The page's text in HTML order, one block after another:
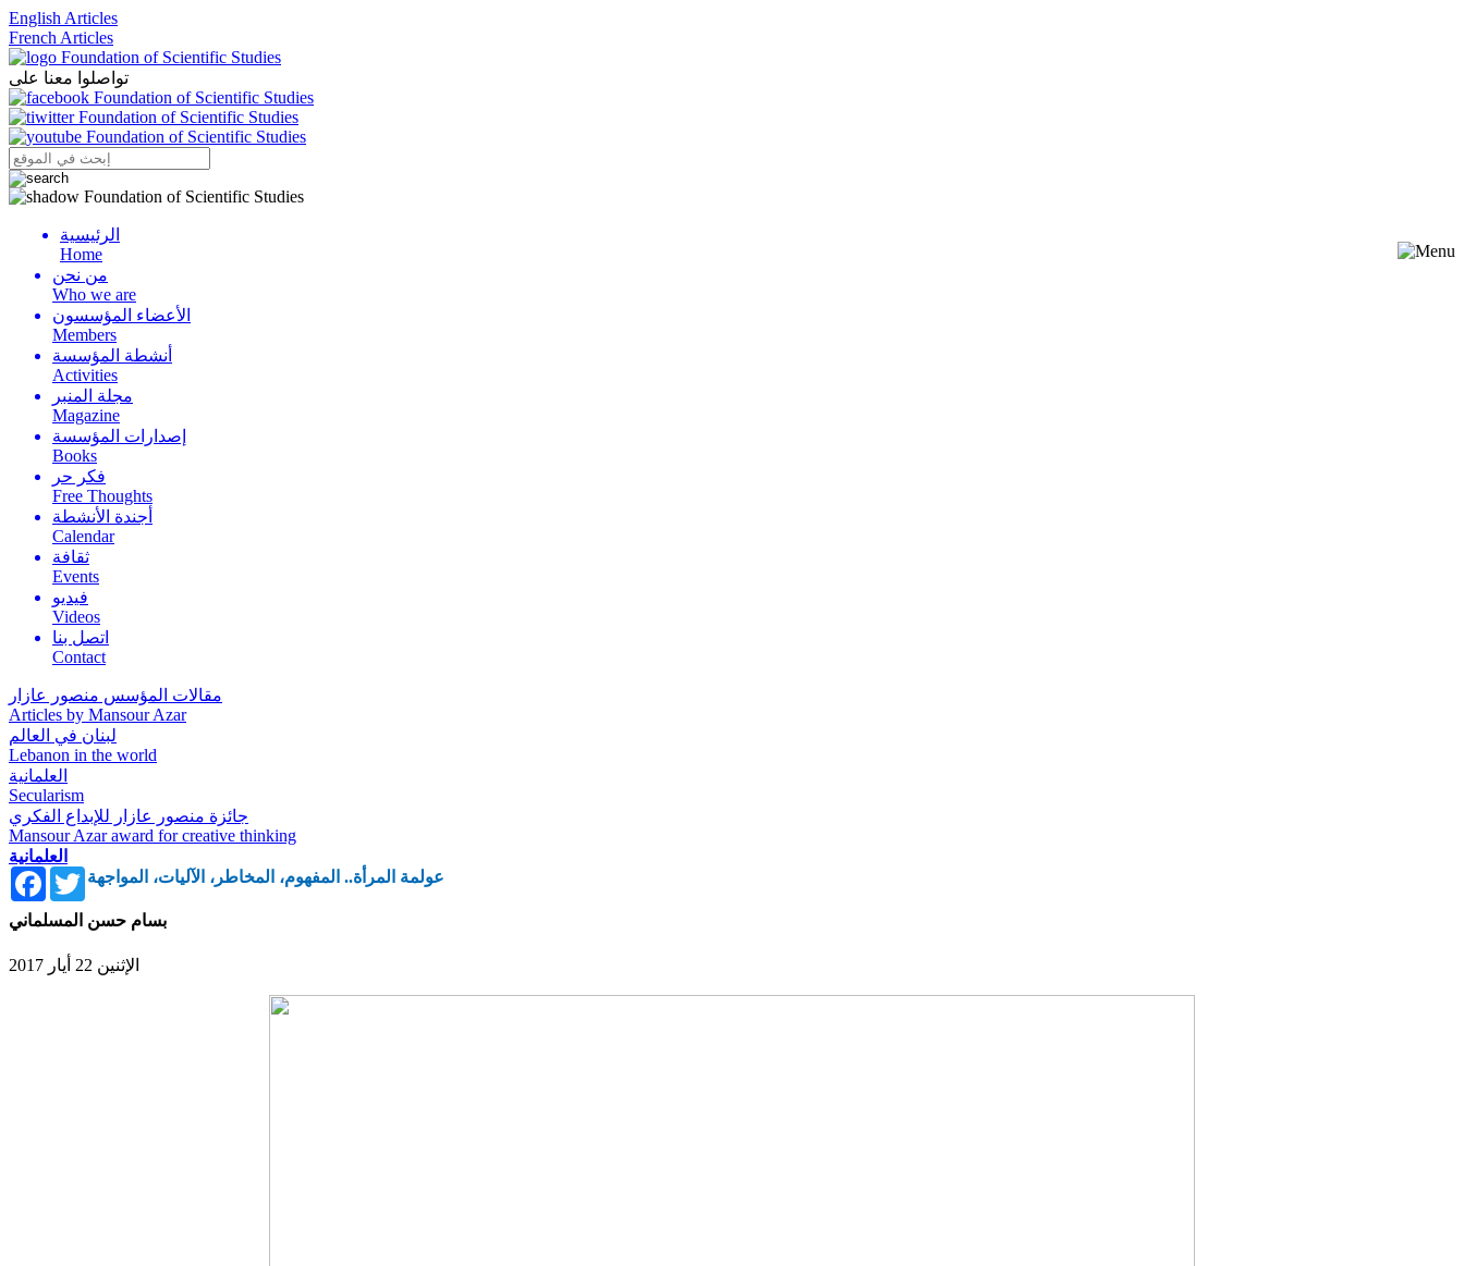
English Articles
French Articles
تواصلوا معنا على
Menu
الرئيسية
Home
من نحن
Who we are
الأعضاء المؤسسون
Members
أنشطة المؤسسة
Activities
مجلة المنبر
Magazine
إصدارات المؤسسة
Books
فكر حر
Free Thoughts
أجندة الأنشطة
Calendar
ثقافة
Events
فيديو
Videos
اتصل بنا
Contact
مقالات المؤسس منصور عازار
Articles by Mansour Azar
لبنان في العالم
Lebanon in the world
العلمانية
Secularism
جائزة منصور عازار للإبداع الفكري
Mansour Azar award for creative thinking
العلمانية
FacebookTwitter
عولمة المرأة.. المفهوم، المخاطر، الآليات، المواجهة
بسام حسن المسلماني
الإثنين 22 أيار 2017